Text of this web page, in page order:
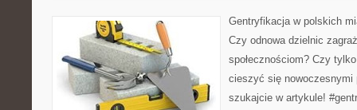
Gentryfikacja w polskich
Czy odnowa dzielnic
społecznościom? Czy
cieszyć się nowoczesnymi
szukajcie w artykule!